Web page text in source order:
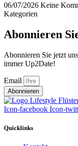
06/07/2026 Keine
Kategorien
Abonnieren
Abonnieren Sie jetzt
immer Up2Date!
Email
Abonnieren
Icon-facebook Icon-
Quicklinks